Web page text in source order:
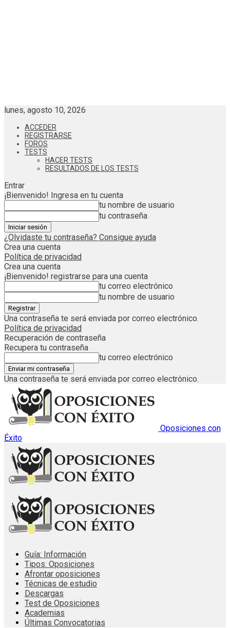
lunes, agosto 10, 2026
ACCEDER
REGISTRARSE
FOROS
TESTS
HACER TESTS
RESULTADOS DE LOS TESTS
Entrar
¡Bienvenido! Ingresa en tu cuenta
tu nombre de usuario
tu contraseña
¿Olvidaste tu contraseña? Consigue ayuda
Crea una cuenta
Política de privacidad
Crea una cuenta
¡Bienvenido! registrarse para una cuenta
tu correo electrónico
tu nombre de usuario
Una contraseña te será enviada por correo electrónico.
Política de privacidad
Recuperación de contraseña
Recupera tu contraseña
tu correo electrónico
Una contraseña te será enviada por correo electrónico.
Oposiciones con
Éxito
Guía: Información
Tipos: Oposiciones
Afrontar oposiciones
Técnicas de estudio
Descargas
Test de Oposiciones
Academias
Últimas Convocatorias